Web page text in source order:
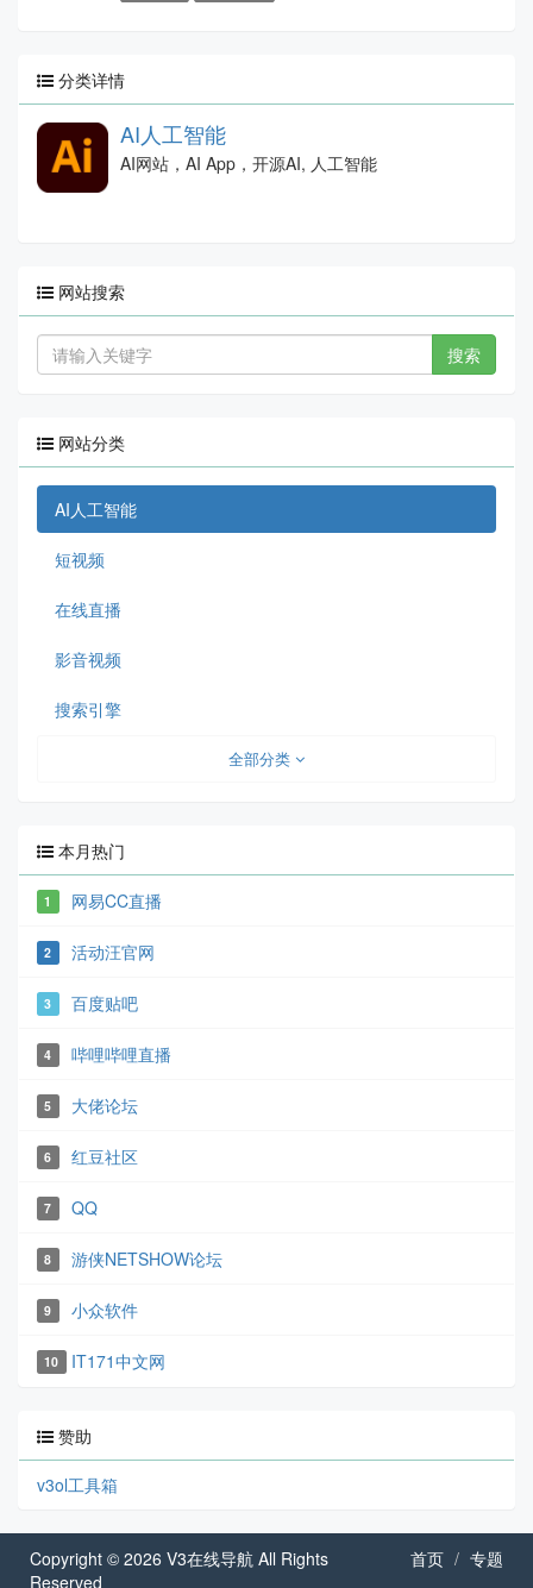
分类详情
AI人工智能
AI网站，AI App，开源AI, 人工智能
网站搜索
搜索
网站分类
AI人工智能
短视频
在线直播
影音视频
搜索引擎
全部分类
本月热门
1 网易CC直播
2 活动汪官网
3 百度贴吧
4 哔哩哔哩直播
5 大佬论坛
6 红豆社区
7 QQ
8 游侠NETSHOW论坛
9 小众软件
10 IT171中文网
赞助
v3ol工具箱
首页 专题
Copyright © 2026 V3在线导航 All Rights
Reserved